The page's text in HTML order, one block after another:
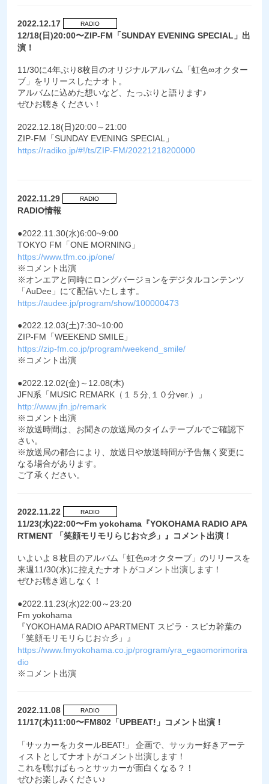
2022.12.17 RADIO
12/18(日)20:00〜ZIP-FM「SUNDAY EVENING SPECIAL」出
演！
11/30に4年ぶり8枚目のオリジナルアルバム「虹色∞オクター
ブ」をリリースしたナオト。
アルバムに込めた想いなど、たっぷりと語ります♪
ぜひお聴きください！
2022.12.18(日)20:00～21:00
ZIP-FM「SUNDAY EVENING SPECIAL」
https://radiko.jp/#!/ts/ZIP-FM/20221218200000
2022.11.29 RADIO
RADIO情報
●2022.11.30(水)6:00~9:00
TOKYO FM「ONE MORNING」
https://www.tfm.co.jp/one/
※コメント出演
※オンエアと同時にロングバージョンをデジタルコンテンツ
「AuDee」にて配信いたします。
https://audee.jp/program/show/100000473
●2022.12.03(土)7:30~10:00
ZIP-FM「WEEKEND SMILE」
https://zip-fm.co.jp/program/weekend_smile/
※コメント出演
●2022.12.02(金)～12.08(木)
JFN系「MUSIC REMARK（１５分,１０分ver.）」
http://www.jfn.jp/remark
※コメント出演
※放送時間は、お聞きの放送局のタイムテーブルでご確認下
さい。
※放送局の都合により、放送日や放送時間が予告無く変更に
なる場合があります。
ご了承ください。
2022.11.22 RADIO
11/23(水)22:00〜Fm yokohama『YOKOHAMA RADIO APA
RTMENT 「笑顔モリモリらじお☆彡」』コメント出演！
いよいよ８枚目のアルバム「虹色∞オクターブ」のリリースを
来週11/30(水)に控えたナオトがコメント出演します！
ぜひお聴き逃しなく！
●2022.11.23(水)22:00～23:20
Fm yokohama
『YOKOHAMA RADIO APARTMENT スピラ・スピカ幹葉の
「笑顔モリモリらじお☆彡」』
https://www.fmyokohama.co.jp/program/yra_egaomorimorira
dio
※コメント出演
2022.11.08 RADIO
11/17(木)11:00〜FM802「UPBEAT!」コメント出演！
「サッカーをカタールBEAT!」 企画で、サッカー好きアーテ
ィストとしてナオトがコメント出演します！
これを聴けばもっとサッカーが面白くなる？！
ぜひお楽しみください♪